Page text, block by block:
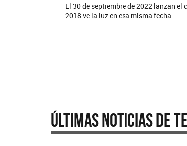
El 30 de septiembre de 2022 lanzan el
2018 ve la luz en esa misma fecha.
Últimas Noticias de